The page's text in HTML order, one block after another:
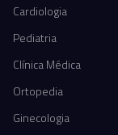
Cardiologia
Pediatria
Clínica Médica
Ortopedia
Ginecologia